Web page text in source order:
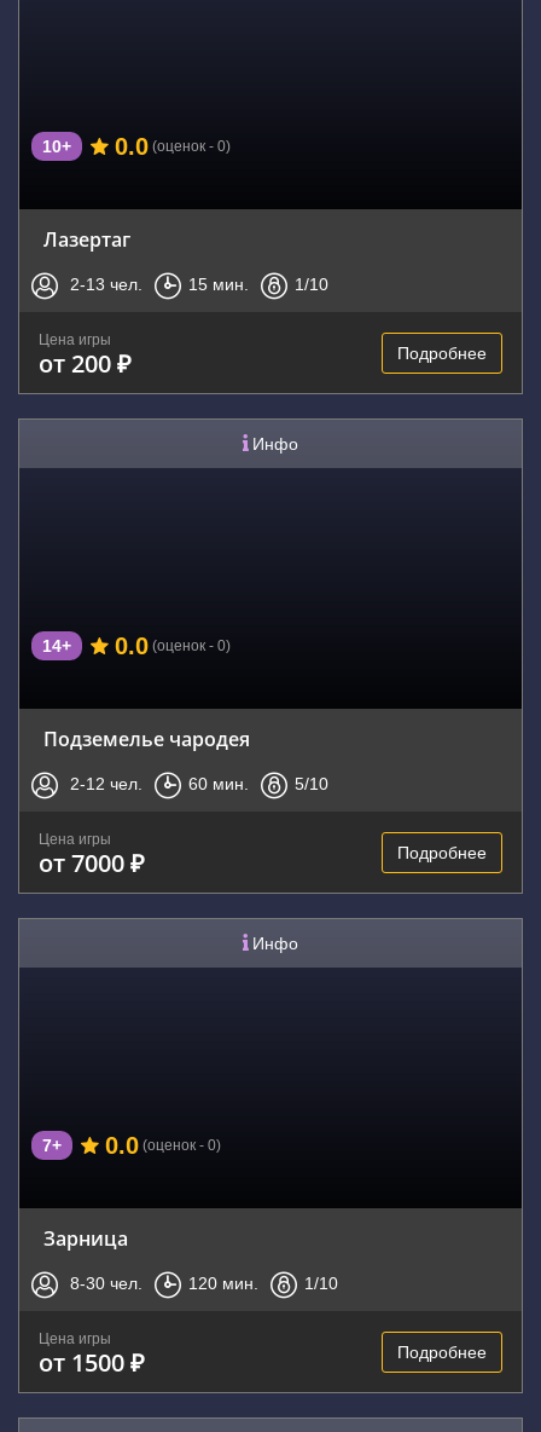
10+ 0.0 (оценок - 0)
Лазертаг
2-13 чел. 15 мин. 1/10
Цена игры
от 200 ₽ Подробнее
Инфо
14+ 0.0 (оценок - 0)
Подземелье чародея
2-12 чел. 60 мин. 5/10
Цена игры
от 7000 ₽ Подробнее
Инфо
7+ 0.0 (оценок - 0)
Зарница
8-30 чел. 120 мин. 1/10
Цена игры
от 1500 ₽ Подробнее